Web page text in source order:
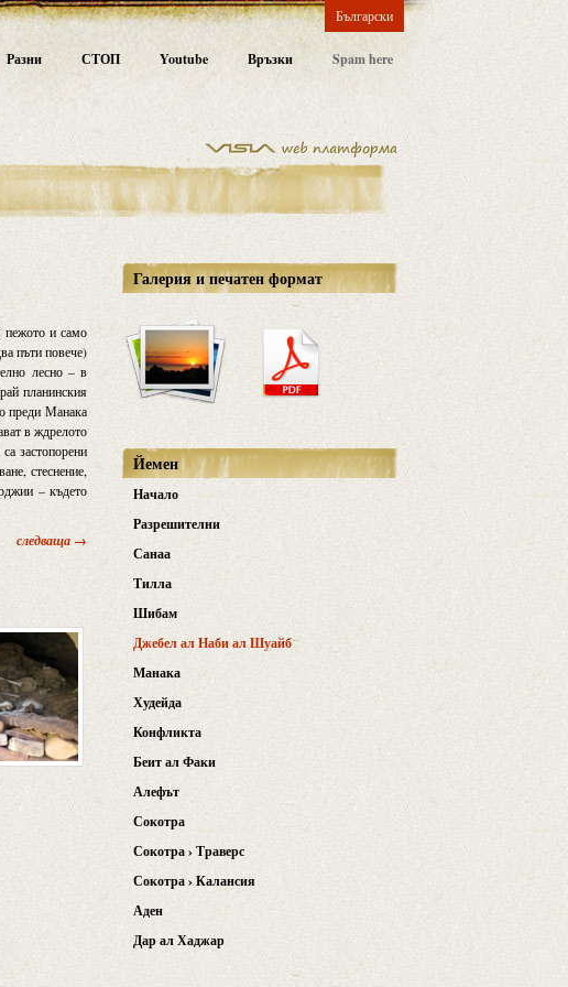
Български
Разни СТОП Youtube Връзки Spam here
Галерия и печатен формат
Йемен
Начало
Разрешителни
Санаа
Тилла
Шибам
Джебел ал Наби ал Шуайб
Манака
Худейда
Конфликта
Беит ал Факи
Алефът
Сокотра
Сокотра › Траверс
Сокотра › Калансия
Аден
Дар ал Хаджар
пежото и само
пъти повече)
лесно – в
планинския
преди Манака
в ждрелото
застопорени
стеснение,
– където
следваща →